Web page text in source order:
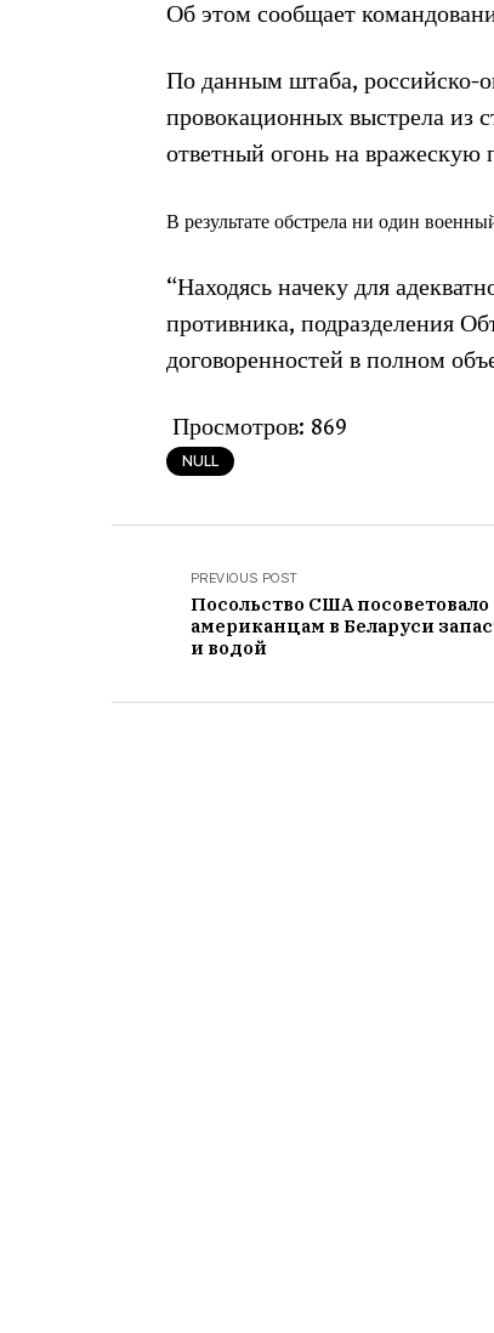
Об этом сообщает
По данным штаба, российско-
провокационных выстрела из
ответный огонь на вражескую
В результате обстрела ни один
“Находясь начеку для
противника, подразделения
договоренностей в полном
Просмотров: 869
NULL
PREVIOUS POST
Посольство США посоветовало
американцам в Беларуси
и водой